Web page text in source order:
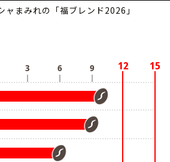
まみれの「福ブレンド2026」